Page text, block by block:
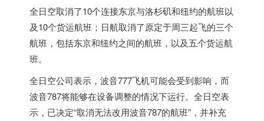
全日空取消了10个连接东京与洛杉矶和纽约的航班以
及10个货运航班；日航取消了原定于周三起飞的三个
航班，包括东京和纽约之间的航班，以及五个货运航
班。
全日空公司表示，波音777飞机可能会受到影响，而
波音787将能够在设备调整的情况下运行。全日空表
示，已决定“取消无法改用波音787的航班”，并补充